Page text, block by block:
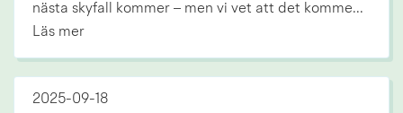
nästa skyfall kommer – men vi vet att det komme...
Läs mer
2025-09-18